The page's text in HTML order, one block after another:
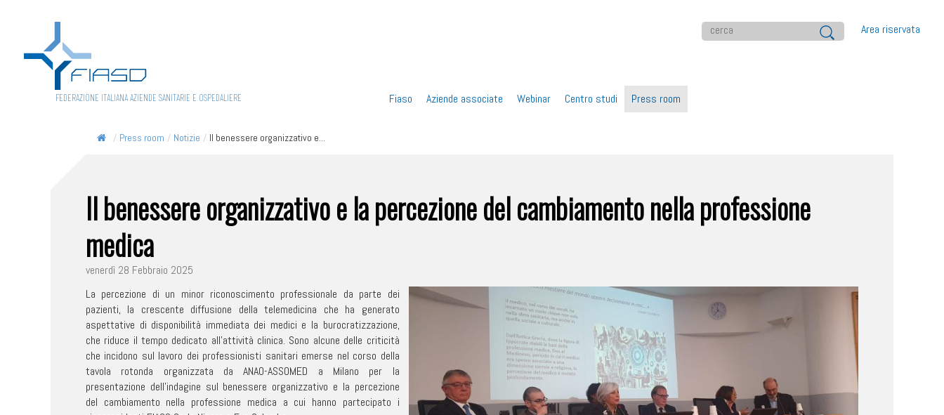
Area riservata
FEDERAZIONE ITALIANA AZIENDE SANITARIE E OSPEDALIERE
Vai
Fiaso Aziende associate Webinar Centro studi Press room
/ Press room / Notizie / Il benessere organizzativo e...
Il benessere organizzativo e la percezione del cambiamento nella professione
medica
venerdì 28 Febbraio 2025
La percezione di un minor riconoscimento professionale da parte dei
pazienti, la crescente diffusione della telemedicina che ha generato
aspettative di disponibilità immediata dei medici e la burocratizzazione,
che riduce il tempo dedicato all’attività clinica. Sono alcune delle criticità
che incidono sul lavoro dei professionisti sanitari emerse nel corso della
tavola rotonda organizzata da ANAO-ASSOMED a Milano per la
presentazione dell’indagine sul benessere organizzativo e la percezione
del cambiamento nella professione medica a cui hanno partecipato i